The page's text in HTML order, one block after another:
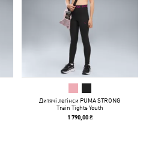
Дитячі легінси PUMA STRONG
Train Tights Youth
1 790,00 ₴